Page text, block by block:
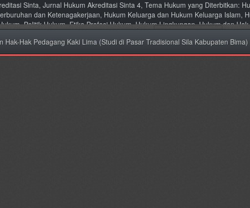
Sinta, Jurnal Hukum Akreditasi Sinta 4, Tema Hukum yang Diterbitkan:
dan Ketenagakerjaan, Hukum Keluarga dan Hukum Keluarga
Politik Hukum, Etika Profesi Hukum, Hukum Lingkungan, Hukum dan
Hak Pedagang Kaki Lima (Studi di Pasar Tradisional Sila Kabupaten Bima)